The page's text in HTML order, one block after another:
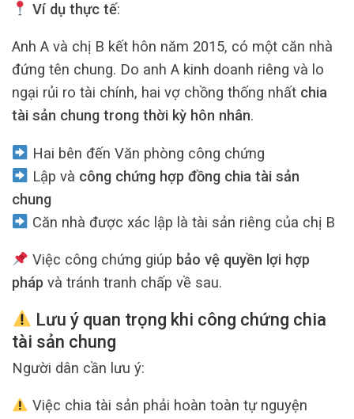
Ví dụ thực tế:
Anh A và chị B kết hôn năm 2015, có một căn nhà
đứng tên chung. Do anh A kinh doanh riêng và lo
ngại rủi ro tài chính, hai vợ chồng thống nhất chia
tài sản chung trong thời kỳ hôn nhân.
Hai bên đến Văn phòng công chứng
Lập và công chứng hợp đồng chia tài sản
chung
Căn nhà được xác lập là tài sản riêng của chị B
Việc công chứng giúp bảo vệ quyền lợi hợp
pháp và tránh tranh chấp về sau.
Lưu ý quan trọng khi công chứng chia
tài sản chung
Người dân cần lưu ý:
Việc chia tài sản phải hoàn toàn tự nguyện